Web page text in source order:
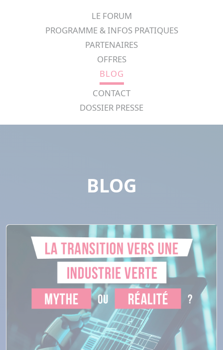
LE FORUM
PROGRAMME & INFOS PRATIQUES
PARTENAIRES
OFFRES
BLOG
CONTACT
DOSSIER PRESSE
BLOG